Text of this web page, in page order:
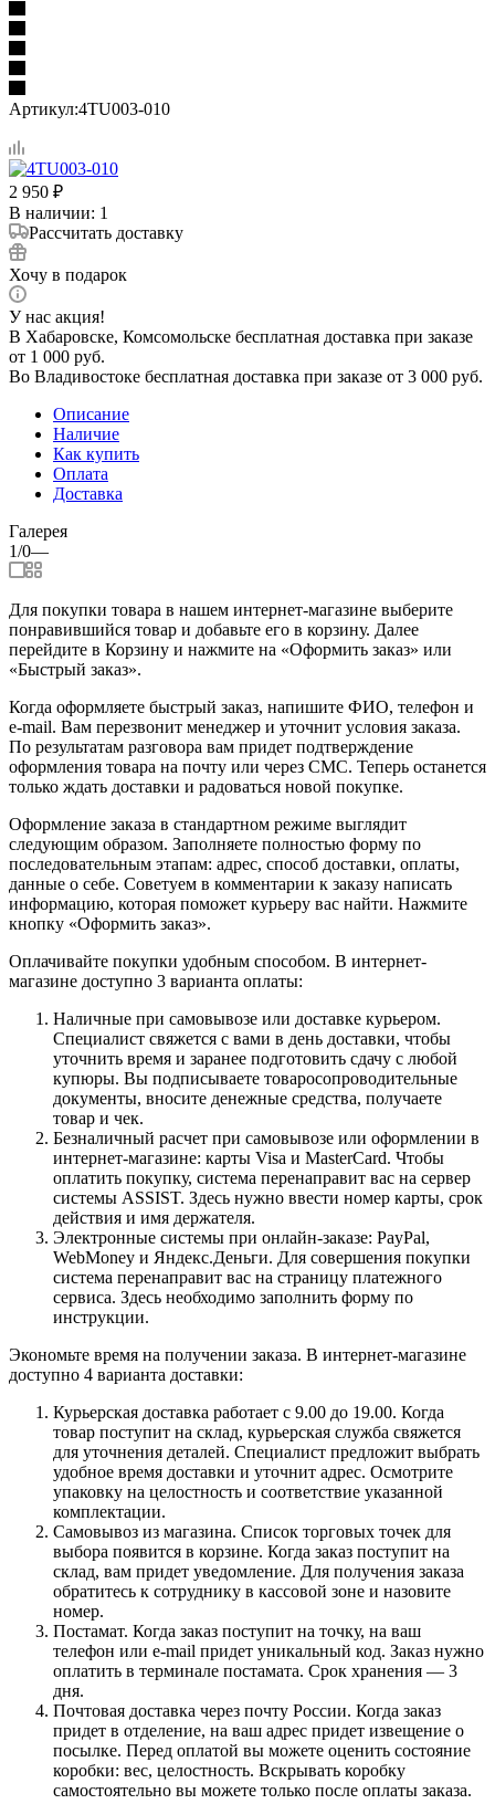
Артикул:4TU003-010
2 950 ₽
В наличии: 1
Рассчитать доставку
Хочу в подарок
У нас акция!
В Хабаровске, Комсомольске бесплатная доставка при заказе
от 1 000 руб.
Во Владивостоке бесплатная доставка при заказе от 3 000 руб.
Описание
Наличие
Как купить
Оплата
Доставка
Галерея
1/0—
Для покупки товара в нашем интернет-магазине выберите
понравившийся товар и добавьте его в корзину. Далее
перейдите в Корзину и нажмите на «Оформить заказ» или
«Быстрый заказ».
Когда оформляете быстрый заказ, напишите ФИО, телефон и
e-mail. Вам перезвонит менеджер и уточнит условия заказа.
По результатам разговора вам придет подтверждение
оформления товара на почту или через СМС. Теперь останется
только ждать доставки и радоваться новой покупке.
Оформление заказа в стандартном режиме выглядит
следующим образом. Заполняете полностью форму по
последовательным этапам: адрес, способ доставки, оплаты,
данные о себе. Советуем в комментарии к заказу написать
информацию, которая поможет курьеру вас найти. Нажмите
кнопку «Оформить заказ».
Оплачивайте покупки удобным способом. В интернет-
магазине доступно 3 варианта оплаты:
Наличные при самовывозе или доставке курьером.
Специалист свяжется с вами в день доставки, чтобы
уточнить время и заранее подготовить сдачу с любой
купюры. Вы подписываете товаросопроводительные
документы, вносите денежные средства, получаете
товар и чек.
Безналичный расчет при самовывозе или оформлении в
интернет-магазине: карты Visa и MasterCard. Чтобы
оплатить покупку, система перенаправит вас на сервер
системы ASSIST. Здесь нужно ввести номер карты, срок
действия и имя держателя.
Электронные системы при онлайн-заказе: PayPal,
WebMoney и Яндекс.Деньги. Для совершения покупки
система перенаправит вас на страницу платежного
сервиса. Здесь необходимо заполнить форму по
инструкции.
Экономьте время на получении заказа. В интернет-магазине
доступно 4 варианта доставки:
Курьерская доставка работает с 9.00 до 19.00. Когда
товар поступит на склад, курьерская служба свяжется
для уточнения деталей. Специалист предложит выбрать
удобное время доставки и уточнит адрес. Осмотрите
упаковку на целостность и соответствие указанной
комплектации.
Самовывоз из магазина. Список торговых точек для
выбора появится в корзине. Когда заказ поступит на
склад, вам придет уведомление. Для получения заказа
обратитесь к сотруднику в кассовой зоне и назовите
номер.
Постамат. Когда заказ поступит на точку, на ваш
телефон или e-mail придет уникальный код. Заказ нужно
оплатить в терминале постамата. Срок хранения — 3
дня.
Почтовая доставка через почту России. Когда заказ
придет в отделение, на ваш адрес придет извещение о
посылке. Перед оплатой вы можете оценить состояние
коробки: вес, целостность. Вскрывать коробку
самостоятельно вы можете только после оплаты заказа.